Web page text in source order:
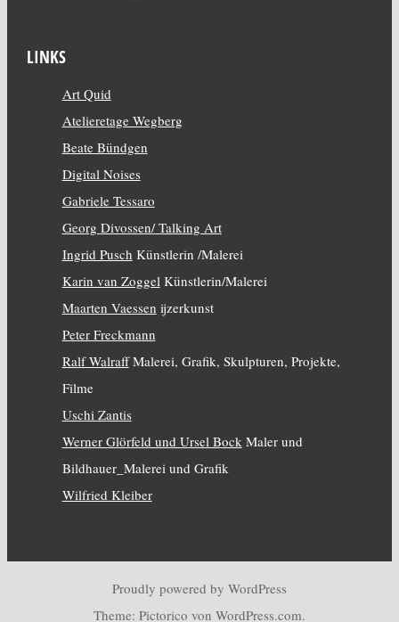
LINKS
Art Quid
Atelieretage Wegberg
Beate Bündgen
Digital Noises
Gabriele Tessaro
Georg Divossen/ Talking Art
Ingrid Pusch Künstlerin /Malerei
Karin van Zoggel Künstlerin/Malerei
Maarten Vaessen ijzerkunst
Peter Freckmann
Ralf WalraffMalerei, Grafik, Skulpturen, Projekte,
Filme
Uschi Zantis
Werner Glörfeld und Ursel Bock Maler und
Bildhauer_Malerei und Grafik
Wilfried Kleiber
Proudly powered by WordPress
Theme: Pictorico von WordPress.com.